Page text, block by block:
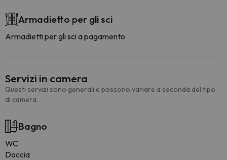
Armadietto per gli sci
Armadietti per gli sci a pagamento
Servizi in camera
Questi servizi sono generali e possono variare a seconda del tipo
di camera.
Bagno
WC
Doccia